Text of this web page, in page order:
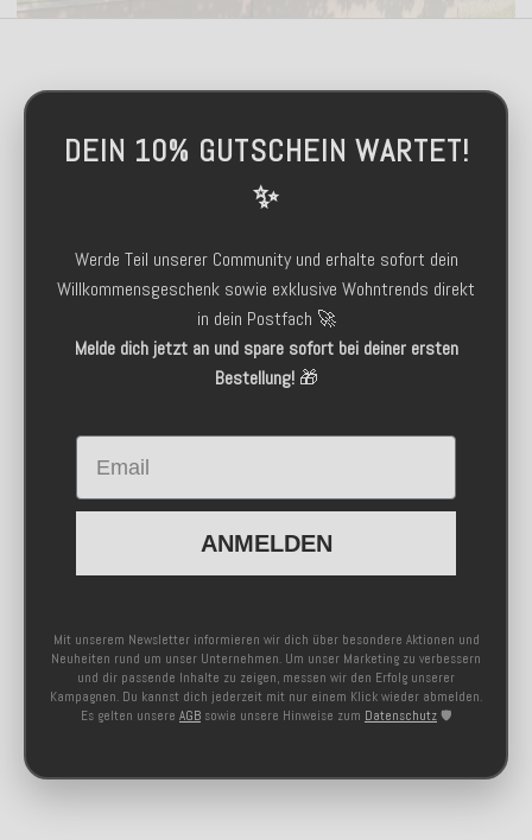
DEIN 10% GUTSCHEIN WARTET!
✨
Werde Teil unserer Community und erhalte sofort dein
Willkommensgeschenk sowie exklusive Wohntrends direkt
in dein Postfach 🚀
Melde dich jetzt an und spare sofort bei deiner ersten
Bestellung!🎁
Email
ANMELDEN
Mit unserem Newsletter informieren wir dich über besondere Aktionen und
Neuheiten rund um unser Unternehmen. Um unser Marketing zu verbessern
und dir passende Inhalte zu zeigen, messen wir den Erfolg unserer
Kampagnen. Du kannst dich jederzeit mit nur einem Klick wieder abmelden.
Es gelten unsere AGB sowie unsere Hinweise zum Datenschutz 🛡️